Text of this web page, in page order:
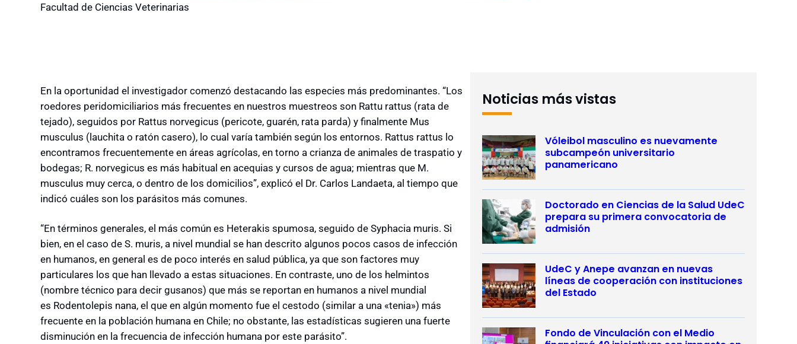
Facultad de Ciencias Veterinarias
En la oportunidad el investigador comenzó destacando las especies más predominantes. “Los
roedores peridomiciliarios más frecuentes en nuestros muestreos son Rattu rattus (rata de
tejado), seguidos por Rattus norvegicus (pericote, guarén, rata parda) y finalmente Mus
musculus (lauchita o ratón casero), lo cual varía también según los entornos. Rattus rattus lo
encontramos frecuentemente en áreas agrícolas, en torno a crianza de animales de traspatio y
bodegas; R. norvegicus es más habitual en acequias y cursos de agua; mientras que M.
musculus muy cerca, o dentro de los domicilios”, explicó el Dr. Carlos Landaeta, al tiempo que
indicó cuáles son los parásitos más comunes.
“En términos generales, el más común es Heterakis spumosa, seguido de Syphacia muris. Si
bien, en el caso de S. muris, a nivel mundial se han descrito algunos pocos casos de infección
en humanos, en general es de poco interés en salud pública, ya que son factores muy
particulares los que han llevado a estas situaciones. En contraste, uno de los helmintos
(nombre técnico para decir gusanos) que más se reportan en humanos a nivel mundial
es Rodentolepis nana, el que en algún momento fue el cestodo (similar a una «tenia») más
frecuente en la población humana en Chile; no obstante, las estadísticas sugieren una fuerte
disminución en la frecuencia de infección humana por este parásito”.
Noticias más vistas
Vóleibol masculino es nuevamente
subcampeón universitario
panamericano
Doctorado en Ciencias de la Salud UdeC
prepara su primera convocatoria de
admisión
UdeC y Anepe avanzan en nuevas
líneas de cooperación con instituciones
del Estado
Fondo de Vinculación con el Medio